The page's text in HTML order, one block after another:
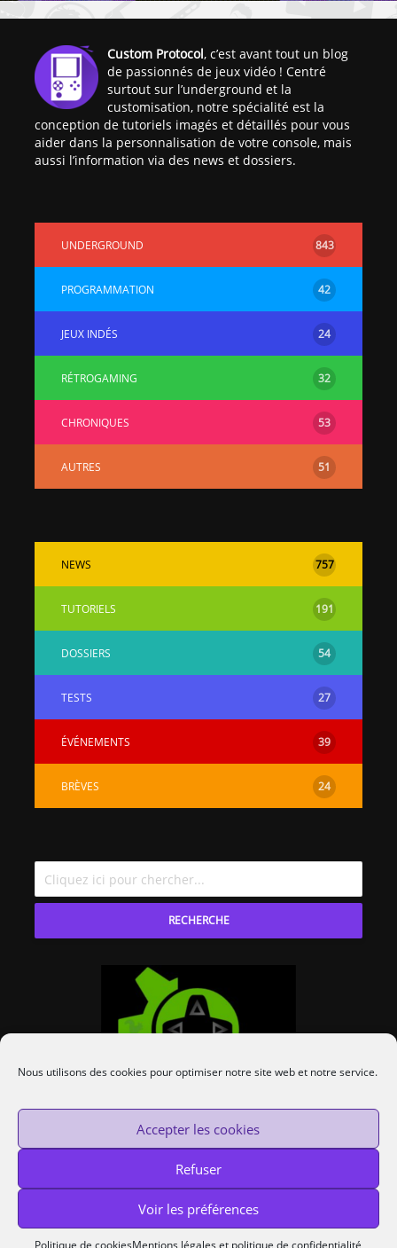
Nous utilisons des cookies pour optimiser notre site web et notre service.
Accepter les cookies
Refuser
Voir les préférences
Politique de cookiesMentions légales et politique de confidentialité
Custom Protocol, c’est avant tout un blog
de passionnés de jeux vidéo ! Centré
surtout sur l’underground et la
customisation, notre spécialité est la
conception de tutoriels imagés et détaillés pour vous
aider dans la personnalisation de votre console, mais
aussi l’information via des news et dossiers.
UNDERGROUND 843
PROGRAMMATION 42
JEUX INDÉS 24
RÉTROGAMING 32
CHRONIQUES 53
AUTRES 51
NEWS 757
TUTORIELS 191
DOSSIERS 54
TESTS 27
ÉVÉNEMENTS 39
BRÈVES 24
RECHERCHE
Custom Protocol © 2014-2020 —Cookies